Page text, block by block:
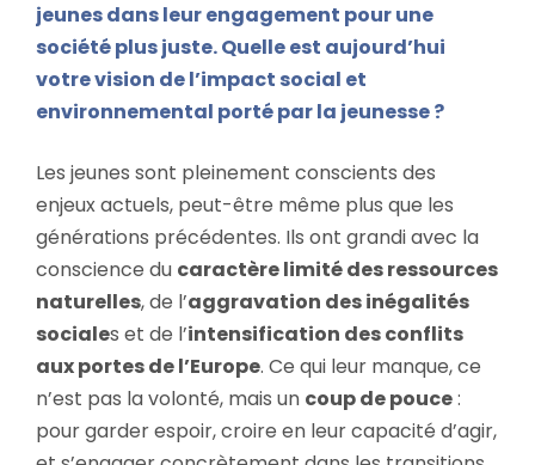
jeunes dans leur engagement pour une
société plus juste. Quelle est aujourd’hui
votre vision de l’impact social et
environnemental porté par la jeunesse ?
Les jeunes sont pleinement conscients des
enjeux actuels, peut-être même plus que les
générations précédentes. Ils ont grandi avec la
conscience du caractère limité des ressources
naturelles, de l’aggravation des inégalités
sociales et de l’intensification des conflits
aux portes de l’Europe. Ce qui leur manque, ce
n’est pas la volonté, mais un coup de pouce:
pour garder espoir, croire en leur capacité d’agir,